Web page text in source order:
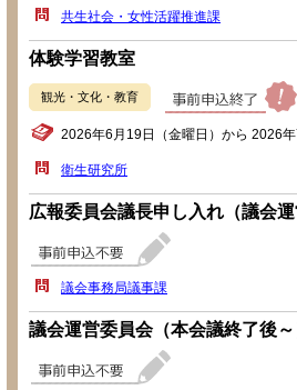
共生社会・女性活躍推進課
体験学習教室
観光・文化・教育
2026年6月19日（金曜日）から 2026
衛生研究所
広報委員会議長申し入れ（議会運
議会事務局議事課
議会運営委員会（本会議終了後～